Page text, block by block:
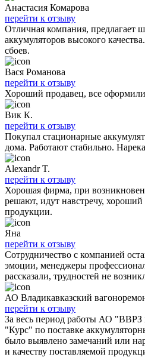
Анастасия Комарова
перейти к отзыву
Отличная компания, предлагает
аккумуляторов высокого
сбоев.
Вася Романова
перейти к отзыву
Хороший продавец, все
Вик К.
перейти к отзыву
Покупал стационарные
дома. Работают стабильно.
Alexandr T.
перейти к отзыву
Хорошая фирма, при
решают, идут навстречу,
продукции.
Яна
перейти к отзыву
Сотрудничество с компанией
эмоции, менеджеры
рассказали, трудностей не
АО Владикавказский
перейти к отзыву
За весь период работы АО
"Курс" по поставке
было выявлено замечаний или
и качеству поставляемой